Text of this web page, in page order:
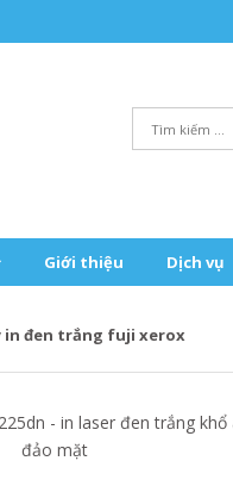
Giới thiệu Dịch vụ
in đen trắng fuji xerox